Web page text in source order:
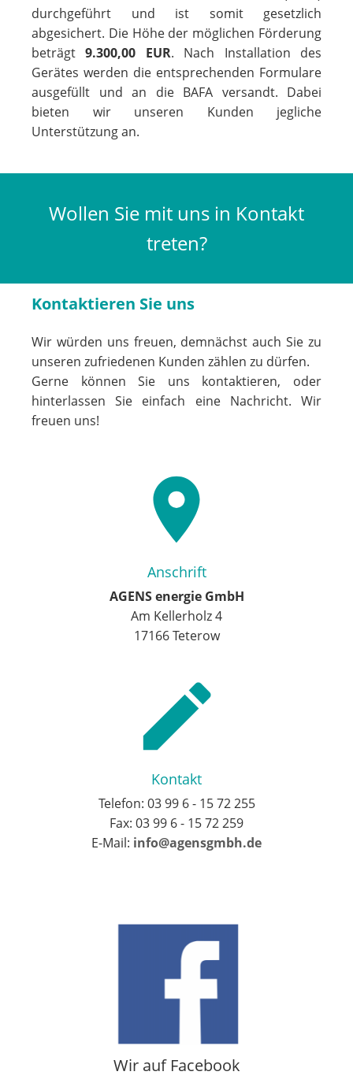
durchgeführt und ist somit gesetzlich
abgesichert. Die Höhe der möglichen Förderung
beträgt9.300,00 EUR. Nach Installation des
Gerätes werden die entsprechenden Formulare
ausgefüllt und an die BAFA versandt. Dabei
bieten wir unseren Kunden jegliche
Unterstützung an.
Wollen Sie mit uns in Kontakt
treten?
Kontaktieren Sie uns
Wir würden uns freuen, demnächst auch Sie zu
unseren zufriedenen Kunden zählen zu dürfen.
Gerne können Sie uns kontaktieren, oder
hinterlassen Sie einfach eine Nachricht. Wir
freuen uns!
Anschrift
AGENS energie GmbH
Am Kellerholz 4
17166 Teterow
Kontakt
Telefon: 03 99 6 - 15 72 255
Fax: 03 99 6 - 15 72 259
E-Mail: info@agensgmbh.de
Wir auf Facebook